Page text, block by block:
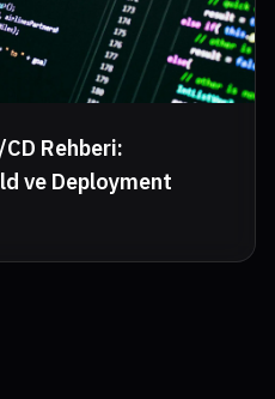
Rehberi:
ve Deployment